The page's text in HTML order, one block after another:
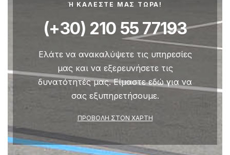
Ή ΚΑΛΕΣΤΕ ΜΑΣ ΤΩΡΑ!
(+30) 210 55 77193
Ελάτε να ανακαλύψετε τις υπηρεσίες
μας και να εξερευνήσετε τις
δυνατότητές μας. Είμαστε εδώ για να
σας εξυπηρετήσουμε.
ΠΡΟΒΟΛΉ ΣΤΟΝ ΧΆΡΤΗ